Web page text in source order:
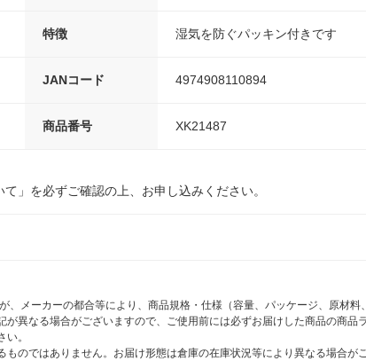
特徴 湿気を防ぐパッキン付きです
JANコード 4974908110894
商品番号 XK21487
」を必ずご確認の上、お申し込みください。
メーカーの都合等により、商品規格・仕様（容量、パッケージ、原材料
異なる場合がございますので、ご使用前には必ずお届けした商品の商品
。
のではありません。お届け形態は倉庫の在庫状況等により異なる場合が